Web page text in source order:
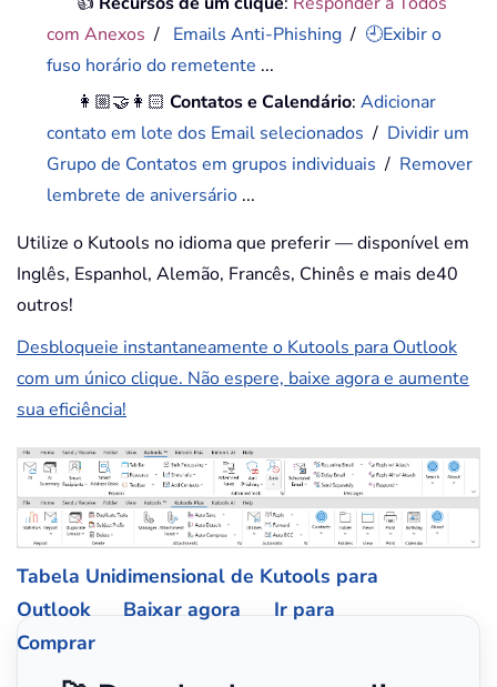
com Anexos / Emails Anti-Phishing / 🕘Exibir o
fuso horário do remetente ...
👩🏼‍🤝‍👩🏻Contatos e Calendário:Adicionar
contato em lote dos Email selecionados / Dividir um
Grupo de Contatos em grupos individuais / Remover
lembrete de aniversário ...
Utilize o Kutools no idioma que preferir — disponível em
Inglês, Espanhol, Alemão, Francês, Chinês e mais de40
outros!
Desbloqueie instantaneamente o Kutools para Outlook
com um único clique. Não espere, baixe agora e aumente
sua eficiência!
Tabela Unidimensional de Kutools para
Outlook
Baixar agora
Ir para
Comprar